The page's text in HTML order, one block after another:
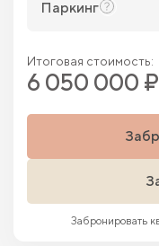
Паркинг
Итоговая стоимость:
6 050 000 ₽
Забронировать